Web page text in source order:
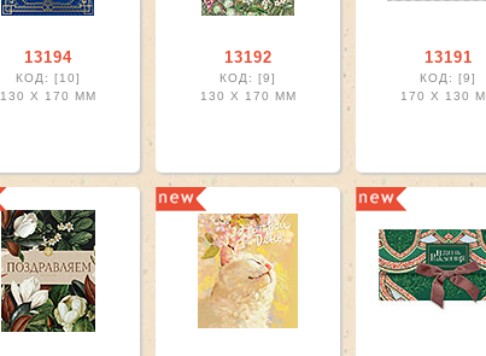
13194
КОД: [10]
130 X
170 ММ
13192
КОД: [9]
130 X
170 ММ
13191
КОД: [9]
170 X
130